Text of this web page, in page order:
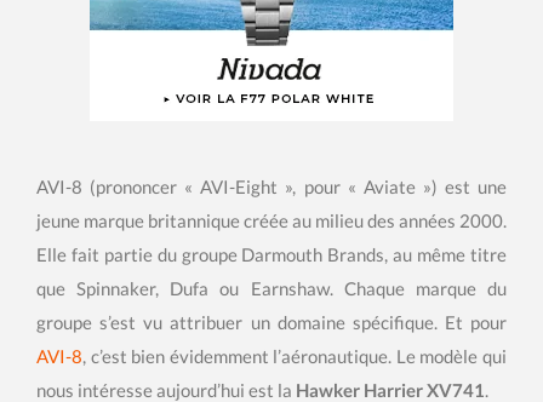
AVI-8 (prononcer « AVI-Eight », pour « Aviate ») est une
jeune marque britannique créée au milieu des années 2000.
Elle fait partie du groupe Darmouth Brands, au même titre
que Spinnaker, Dufa ou Earnshaw. Chaque marque du
groupe s’est vu attribuer un domaine spécifique. Et pour
AVI-8, c’est bien évidemment l’aéronautique. Le modèle qui
nous intéresse aujourd’hui est la Hawker Harrier XV741.